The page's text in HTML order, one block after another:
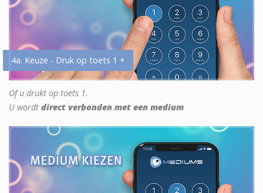
4a. Keuze - Druk op toets 1 +
Of u drukt op toets 1.
U wordt direct verbonden met een medium